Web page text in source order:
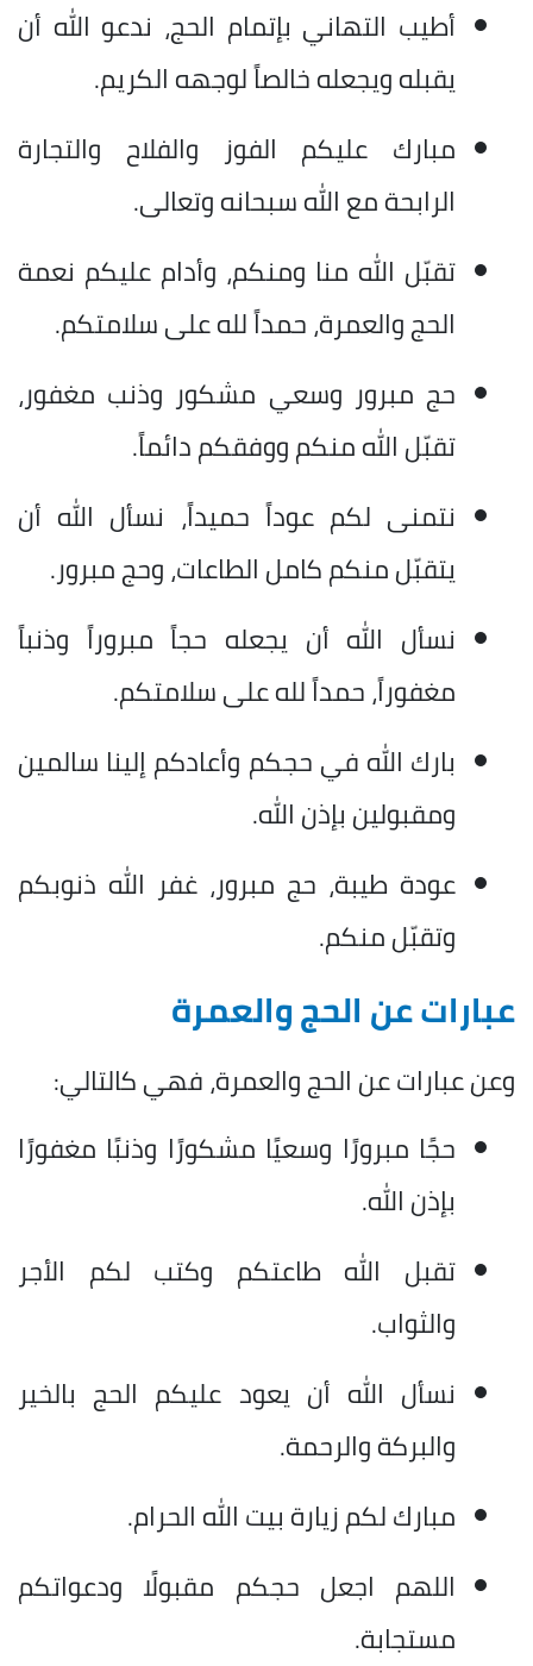
أطيب التهاني بإتمام الحج، ندعو الله أن
يقبله ويجعله خالصاً لوجهه الكريم.
مبارك عليكم الفوز والفلاح والتجارة
الرابحة مع الله سبحانه وتعالى.
تقبّل الله منا ومنكم، وأدام عليكم نعمة
الحج والعمرة، حمداً لله على سلامتكم.
حج مبرور وسعي مشكور وذنب مغفور،
تقبّل الله منكم ووفقكم دائماً.
نتمنى لكم عوداً حميداً، نسأل الله أن
يتقبّل منكم كامل الطاعات، وحج مبرور.
نسأل الله أن يجعله حجاً مبروراً وذنباً
مغفوراً، حمداً لله على سلامتكم.
بارك الله في حجكم وأعادكم إلينا سالمين
ومقبولين بإذن الله.
عودة طيبة، حج مبرور، غفر الله ذنوبكم
وتقبّل منكم.
عبارات عن الحج والعمرة
وعن عبارات عن الحج والعمرة، فهي كالتالي:
حجًا مبرورًا وسعيًا مشكورًا وذنبًا مغفورًا
بإذن الله.
تقبل الله طاعتكم وكتب لكم الأجر
والثواب.
نسأل الله أن يعود عليكم الحج بالخير
والبركة والرحمة.
مبارك لكم زيارة بيت الله الحرام.
اللهم اجعل حجكم مقبولًا ودعواتكم
مستجابة.